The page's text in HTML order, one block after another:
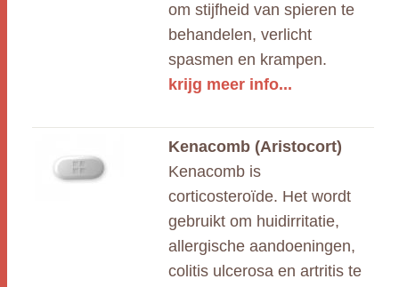
om stijfheid van spieren te
behandelen, verlicht
spasmen en krampen.
krijg meer info...
Kenacomb (Aristocort)
Kenacomb is
corticosteroïde. Het wordt
gebruikt om huidirritatie,
allergische aandoeningen,
colitis ulcerosa en artritis te